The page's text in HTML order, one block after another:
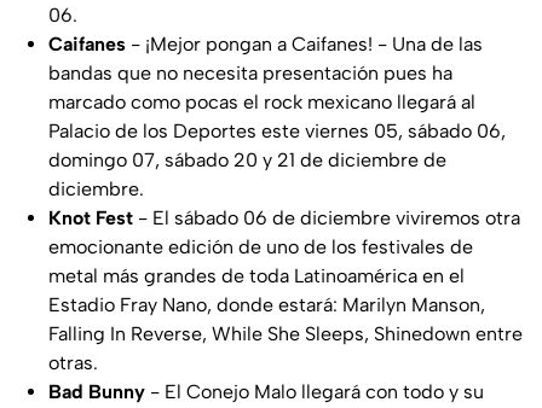
06.
Caifanes - ¡Mejor pongan a Caifanes! - Una de las
bandas que no necesita presentación pues ha
marcado como pocas el rock mexicano llegará al
Palacio de los Deportes este viernes 05, sábado 06,
domingo 07, sábado 20 y 21 de diciembre de
diciembre.
Knot Fest - El sábado 06 de diciembre viviremos otra
emocionante edición de uno de los festivales de
metal más grandes de toda Latinoamérica en el
Estadio Fray Nano, donde estará: Marilyn Manson,
Falling In Reverse, While She Sleeps, Shinedown entre
otras.
Bad Bunny - El Conejo Malo llegará con todo y su